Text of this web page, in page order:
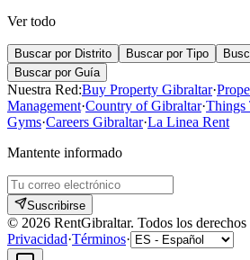
Ver todo
Buscar por Distrito Buscar por Tipo
Buscar por Guía
Nuestra Red:Buy Property Gibraltar·
Management·Country of Gibraltar·Things
Gyms·Careers Gibraltar·La Linea Rent
Mantente informado
Suscribirse
© 2026 RentGibraltar. Todos los derechos
Privacidad·Términos·